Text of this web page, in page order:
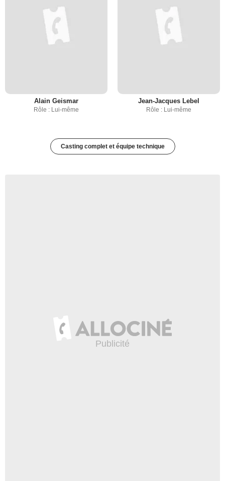
Alain Geismar
Rôle : Lui-même
Jean-Jacques Lebel
Rôle : Lui-même
Casting complet et équipe technique